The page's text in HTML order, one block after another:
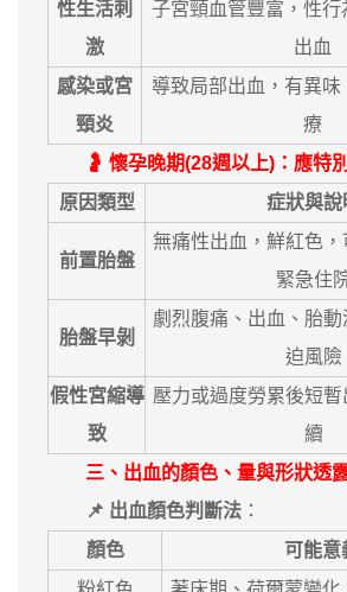
性生活刺
激
子宮頸血管豐富，性行
出血
感染或宮
頸炎
導致局部出血，有異
療
🤰 懷孕晚期(28週以上)：應特
原因類型
症狀與說
前置胎盤
無痛性出血，鮮紅色
緊急住
胎盤早剝
劇烈腹痛、出血、胎
迫風險
假性宮縮導
致
壓力或過度勞累後短
續
三、出血的顏色、量與形狀透
📌 出血顏色判斷法 ：
顏色
可能意